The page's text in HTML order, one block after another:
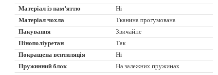
Матеріал із пам’яттю
Ні
Матеріал чохла
Тканина прогумована
Пакування
Звичайне
Пінополіуретан
Так
Покращена вентиляція
Ні
Пружинний блок
На залежних пружинах